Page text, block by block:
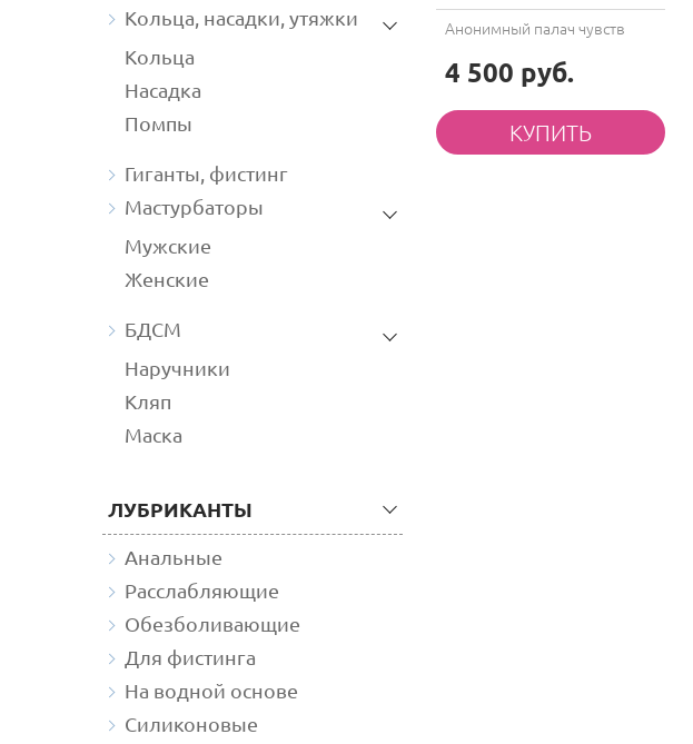
Кольца, насадки, утяжки
Кольца
Насадка
Помпы
Гиганты, фистинг
Мастурбаторы
Мужские
Женские
БДСМ
Наручники
Кляп
Маска
ЛУБРИКАНТЫ
Анальные
Расслабляющие
Обезболивающие
Для фистинга
На водной основе
Силиконовые
Анонимный палач чувств
4 500 руб.